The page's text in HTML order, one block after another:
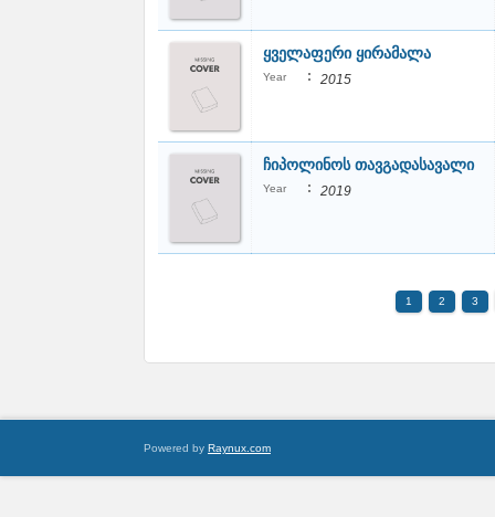
ყველაფერი ყირამალა
Year : 2015
ჩიპოლინოს თავგადასავალი
Year : 2019
1 2 3
Powered by Raynux.com